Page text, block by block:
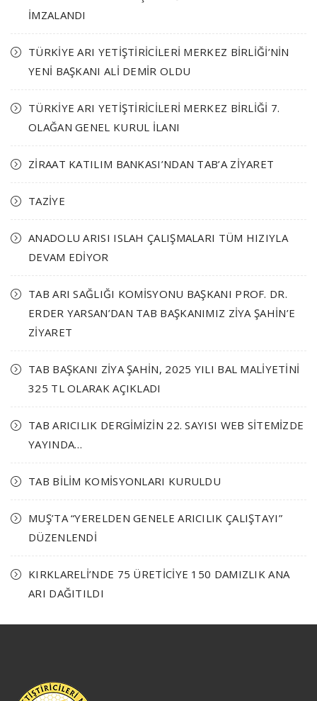
İMZALANDI
TÜRKİYE ARI YETİŞTİRİCİLERİ MERKEZ BİRLİĞİ’NİN
YENİ BAŞKANI ALİ DEMİR OLDU
TÜRKİYE ARI YETİŞTİRİCİLERİ MERKEZ BİRLİĞİ 7.
OLAĞAN GENEL KURUL İLANI
ZİRAAT KATILIM BANKASI’NDAN TAB’A ZİYARET
TAZİYE
ANADOLU ARISI ISLAH ÇALIŞMALARI TÜM HIZIYLA
DEVAM EDİYOR
TAB ARI SAĞLIĞI KOMİSYONU BAŞKANI PROF. DR.
ERDER YARSAN’DAN TAB BAŞKANIMIZ ZİYA ŞAHİN’E
ZİYARET
TAB BAŞKANI ZİYA ŞAHİN, 2025 YILI BAL MALİYETİNİ
325 TL OLARAK AÇIKLADI
TAB ARICILIK DERGİMİZİN 22. SAYISI WEB SİTEMİZDE
YAYINDA…
TAB BİLİM KOMİSYONLARI KURULDU
MUŞ’TA “YERELDEN GENELE ARICILIK ÇALIŞTAYI”
DÜZENLENDİ
KIRKLARELİ’NDE 75 ÜRETİCİYE 150 DAMIZLIK ANA
ARI DAĞITILDI